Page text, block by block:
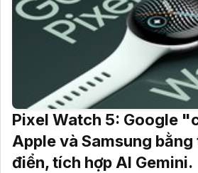
Pixel Watch 5: Google
Apple và Samsung
điển, tích hợp AI Gemini.